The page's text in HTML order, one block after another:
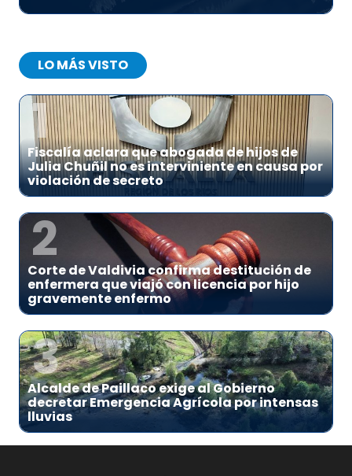
LO MÁS VISTO
1
Fiscalía aclara que abogada de hijos de
Julia Chuñil no es interviniente en causa por
violación de secreto
2
Corte de Valdivia confirma destitución de
enfermera que viajó con licencia por hijo
gravemente enfermo
3
Alcalde de Paillaco exige al Gobierno
decretar Emergencia Agrícola por intensas
lluvias